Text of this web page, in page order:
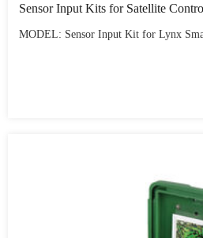
Sensor Input Kits for Satellite
MODEL: Sensor Input Kit for Lynx